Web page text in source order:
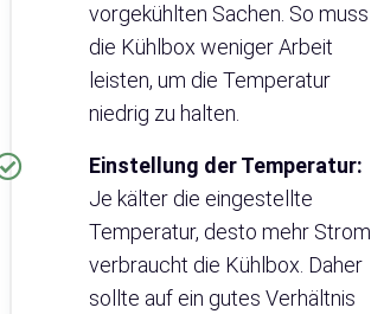
vorgekühlten Sachen. So muss
die Kühlbox weniger Arbeit
leisten, um die Temperatur
niedrig zu halten.
Einstellung der Temperatur:
Je kälter die eingestellte
Temperatur, desto mehr Strom
verbraucht die Kühlbox. Daher
sollte auf ein gutes Verhältnis